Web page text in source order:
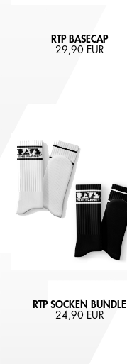
RTP BASECAP
29,90 EUR
RTP SOCKEN BUNDLE
24,90 EUR